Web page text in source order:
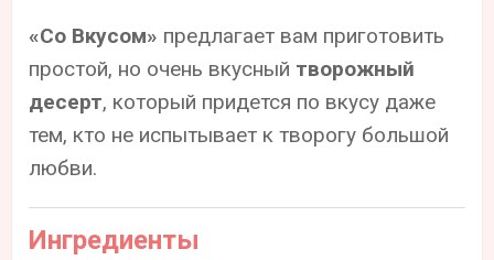
«Со Вкусом» предлагает вам приготовить
простой, но очень вкусный творожный
десерт, который придется по вкусу даже
тем, кто не испытывает к творогу большой
любви.
Ингредиенты